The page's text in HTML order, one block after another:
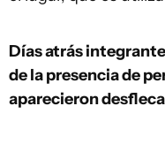
Días atrás
de la presencia de
aparecieron